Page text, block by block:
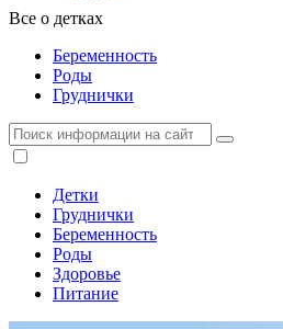
Все о детках
Беременность
Роды
Груднички
Детки
Груднички
Беременность
Роды
Здоровье
Питание